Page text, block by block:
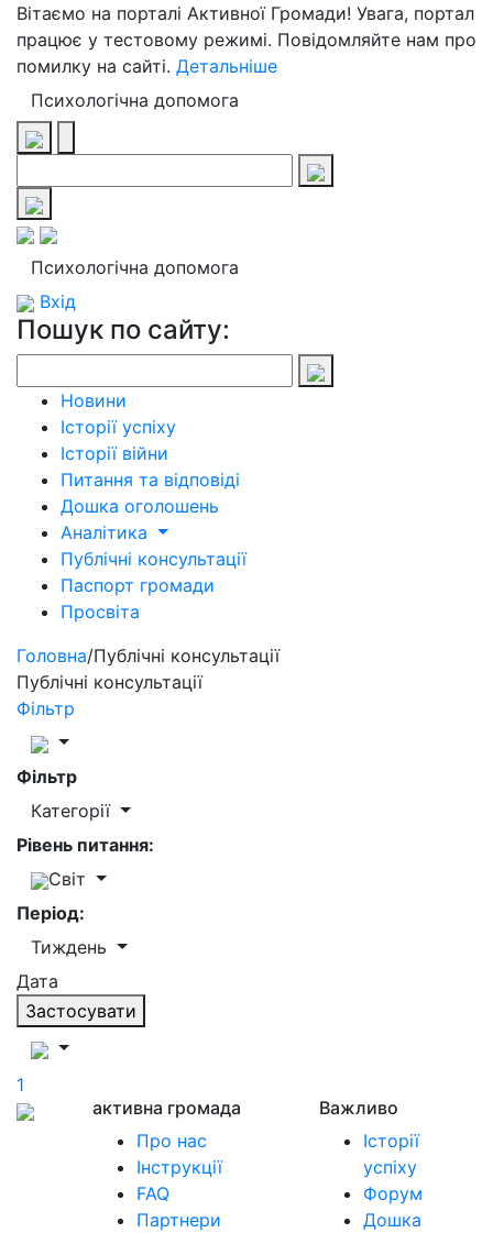
Вітаємо на порталі Активної Громади! Увага, портал
працює у тестовому режимі. Повідомляйте нам про
помилку на сайті. Детальніше
Психологічна допомога
Психологічна допомога
Вхід
Пошук по сайту:
Новини
Історії успіху
Історії війни
Питання та відповіді
Дошка оголошень
Аналітика
Публічні консультації
Паспорт громади
Просвіта
Головна/Публічні консультації
Публічні консультації
Фільтр
Фільтр
Категорії
Рівень питання:
Світ
Період:
Тиждень
Дата
Застосувати
1
активна громада
Про нас
Інструкції
FAQ
Партнери
Важливо
Історії
успіху
Форум
Дошка